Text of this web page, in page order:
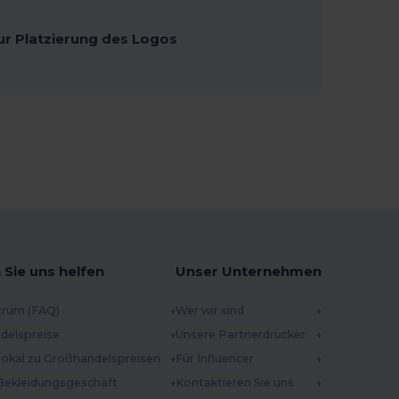
Platzierung des Logos
Sie uns helfen
(FAQ)
zu Großhandelspreisen
Unser Unternehmen
Wer wir sind
Unsere Partnerdrucker
Für Influencer
Kontaktieren Sie uns